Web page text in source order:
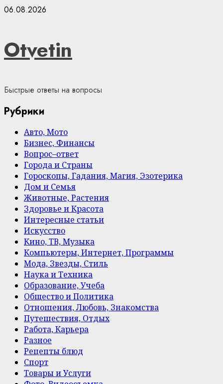
Skip
06.08.2026
Otvetin
Быстрые ответы на вопросы
Рубрики
Авто, Мото
Бизнес, Финансы
Вопрос–ответ
Города и Страны
Гороскопы, Гадания, Магия, Эзотерика
Дом и Семья
Животные, Растения
Здоровье и Красота
Интересные статьи
Искусство
Кино, ТВ, Музыка
Компьютеры, Интернет, Программы
Мода, Звезды, Стиль
Наука и Техника
Образование, Учеба
Общество и Политика
Отношения, Любовь, Знакомства
Путешествия, Отдых
Работа, Карьера
Разное
Рецепты блюд
Спорт
Товары и Услуги